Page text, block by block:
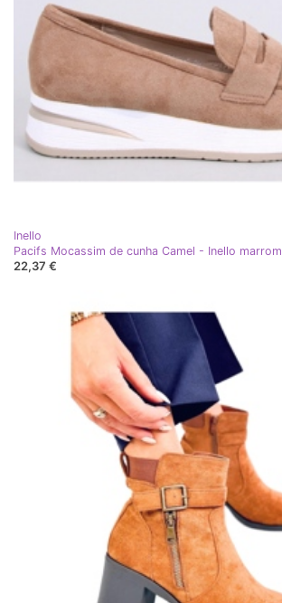
Inello
Pacifs Mocassim de cunha Camel - Inello marrom
22,37 €